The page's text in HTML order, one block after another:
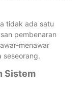
tidak ada satu
pembenaran
menawar
seseorang.
Sistem